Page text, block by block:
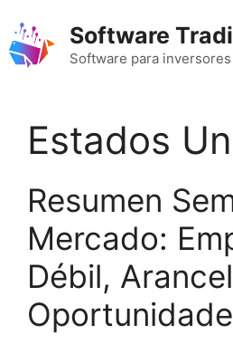
contenido
Software
Software para
Estados
Resumen
Mercado:
Débil,